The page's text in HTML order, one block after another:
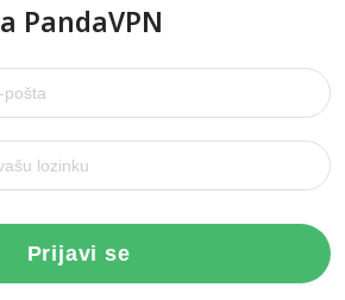
PandaVPN
Prijavi se